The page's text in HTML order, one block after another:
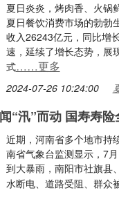
夏日炎炎，烤肉香、火
夏日餐饮消费市场的勃勃
收入26243亿元，同比增
速，延续了增长态势，展
式……更多
2024-07-26 10:24:00
闻“汛”而动 国寿寿
近期，河南省多个地市持
南省气象台监测显示，7
到大暴雨，南阳市社旗县
水断电、道路受阻、群众